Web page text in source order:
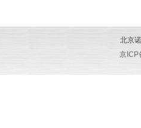
北京
京ICP